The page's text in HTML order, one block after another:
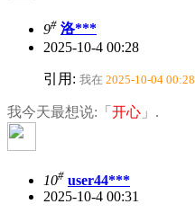
9# 洛***
2025-10-4 00:28
引用: 我在 2025-10-04 00:28
我今天最想说:「 开心 」.
10# user44***
2025-10-4 00:31